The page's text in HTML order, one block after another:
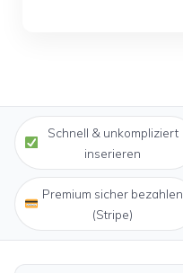
Schnell & unkompliziert
inserieren
Premium sicher bezahlen
(Stripe)